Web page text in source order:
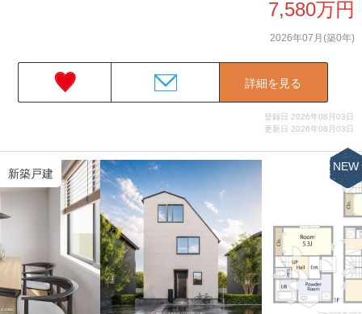
7,580万円
2026年07月(築0年)
詳細を見る
登録日 2026年08月03日
更新日 2026年08月03日
新築戸建
NEW